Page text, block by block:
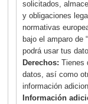
solicitados,
y obligaciones
normativas
bajo el amparo de
podrá usar tus
Derechos:Tienes
datos, así como
información
Información